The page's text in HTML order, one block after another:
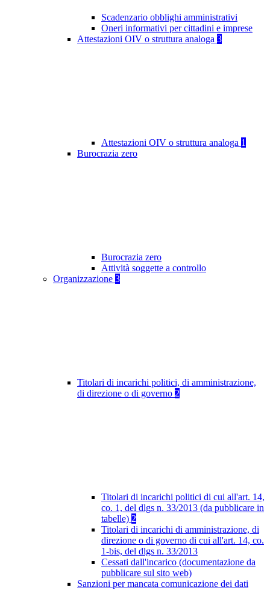
Scadenzario obblighi amministrativi
Oneri informativi per cittadini e imprese
Attestazioni OIV o struttura analoga 3
Attestazioni OIV o struttura analoga 1
Burocrazia zero
Burocrazia zero
Attività soggette a controllo
Organizzazione 3
Titolari di incarichi politici, di amministrazione,
di direzione o di governo 2
Titolari di incarichi politici di cui all'art. 14,
co. 1, del dlgs n. 33/2013 (da pubblicare in
tabelle) 2
Titolari di incarichi di amministrazione, di
direzione o di governo di cui all'art. 14, co.
1-bis, del dlgs n. 33/2013
Cessati dall'incarico (documentazione da
pubblicare sul sito web)
Sanzioni per mancata comunicazione dei dati